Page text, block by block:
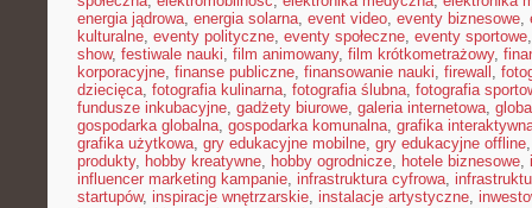
energia jądrowa, energia solarna, event video, eventy biznesowe,
kulturalne, eventy polityczne, eventy społeczne, eventy sportowe
show, festiwale nauki, film animowany, film krótkometrażowy,
korporacyjne, finanse publiczne, finansowanie nauki, firewall ,
dziecięca, fotografia kulinarna, fotografia ślubna, fotografia
fundusze inkubacyjne, gadżety biurowe, galeria internetowa,
gospodarka globalna, gospodarka komunalna, grafika
grafika użytkowa, gry edukacyjne mobilne, gry edukacyjne offline
produkty, hobby kreatywne, hobby ogrodnicze, hotele biznesowe,
influencer marketing kampanie, infrastruktura cyfrowa,
startupów, inspiracje wnętrzarskie, instalacje artystyczne,